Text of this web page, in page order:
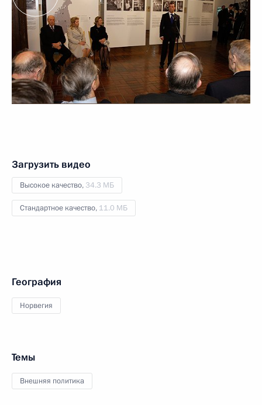
Загрузить видео
Высокое качество, 34.3 МБ
Стандартное качество, 11.0 МБ
География
Норвегия
Темы
Внешняя политика